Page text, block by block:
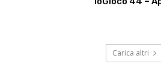
Carica altri